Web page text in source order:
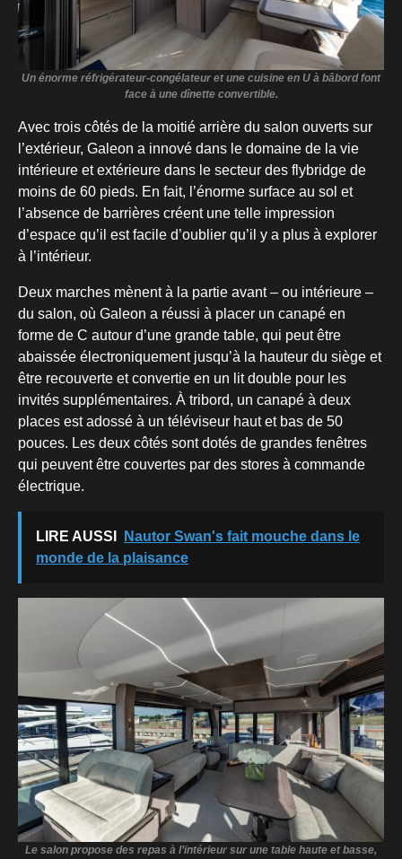
Un énorme réfrigérateur-congélateur et une cuisine en U à bâbord font
face à une dînette convertible.
Avec trois côtés de la moitié arrière du salon ouverts sur
l’extérieur, Galeon a innové dans le domaine de la vie
intérieure et extérieure dans le secteur des flybridge de
moins de 60 pieds. En fait, l’énorme surface au sol et
l’absence de barrières créent une telle impression
d’espace qu’il est facile d’oublier qu’il y a plus à explorer
à l’intérieur.
Deux marches mènent à la partie avant – ou intérieure –
du salon, où Galeon a réussi à placer un canapé en
forme de C autour d’une grande table, qui peut être
abaissée électroniquement jusqu’à la hauteur du siège et
être recouverte et convertie en un lit double pour les
invités supplémentaires. À tribord, un canapé à deux
places est adossé à un téléviseur haut et bas de 50
pouces. Les deux côtés sont dotés de grandes fenêtres
qui peuvent être couvertes par des stores à commande
électrique.
LIRE AUSSI
Nautor Swan's fait mouche dans le
monde de la plaisance
Le salon propose des repas à l’intérieur sur une table haute et basse,